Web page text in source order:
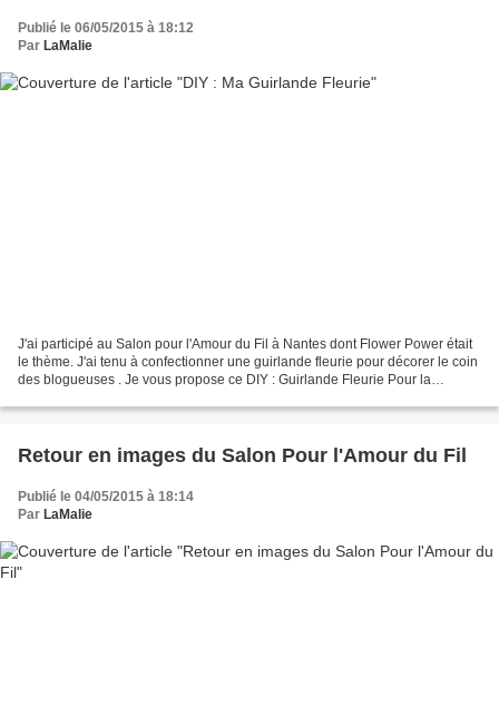
Publié le 06/05/2015 à 18:12
Par LaMalie
J'ai participé au Salon pour l'Amour du Fil à Nantes dont Flower Power était
le thème. J'ai tenu à confectionner une guirlande fleurie pour décorer le coin
des blogueuses . Je vous propose ce DIY : Guirlande Fleurie Pour la
Retour en images du Salon Pour l'Amour du Fil
Publié le 04/05/2015 à 18:14
Par LaMalie